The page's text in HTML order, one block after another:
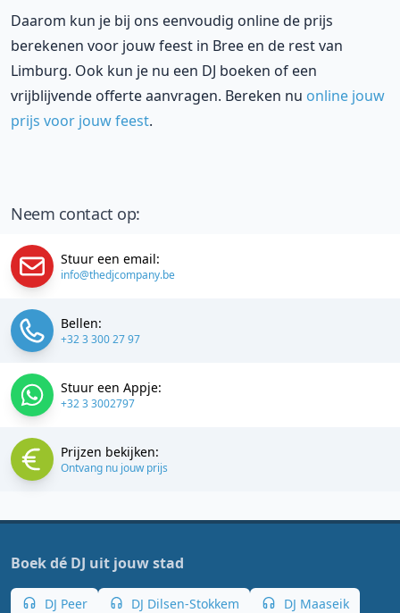
Daarom kun je bij ons eenvoudig online de prijs
berekenen voor jouw feest in Bree en de rest van
Limburg. Ook kun je nu een DJ boeken of een
vrijblijvende offerte aanvragen. Bereken nu online jouw
prijs voor jouw feest.
Neem contact op:
Stuur een email:
info@thedjcompany.be
Bellen:
+32 3 300 27 97
Stuur een Appje:
+32 3 3002797
Prijzen bekijken:
Ontvang nu jouw prijs
Boek dé DJ uit jouw stad
DJ Peer DJ Dilsen-Stokkem
DJ Maaseik